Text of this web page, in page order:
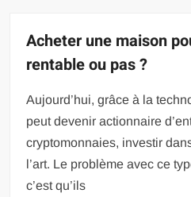
Acheter une maison
rentable ou pas ?
Aujourd’hui, grâce à la
peut devenir actionnaire
cryptomonnaies, investir
l’art. Le problème avec ce
c’est qu’ils